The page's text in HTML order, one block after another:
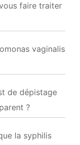
faire traiter
vaginalis
de dépistage
?
la syphilis